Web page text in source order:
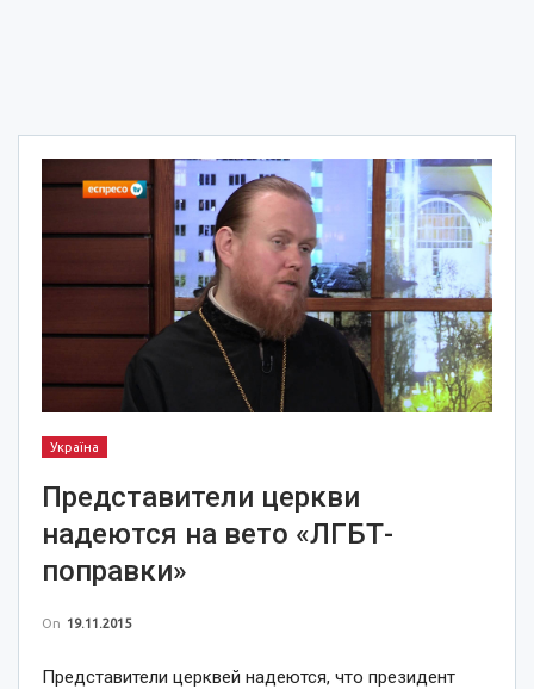
Україна
Представители церкви
надеются на вето «ЛГБТ-
поправки»
On 19.11.2015
Представители церквей надеются, что президент